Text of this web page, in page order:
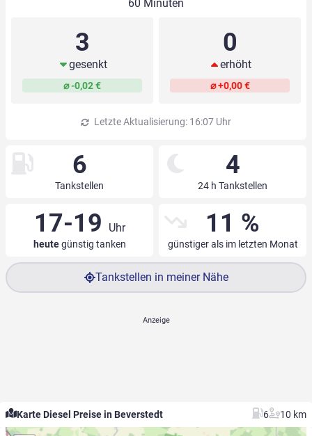
60 Minuten
3
gesenkt
⌀ -0,02 €
0
erhöht
⌀ +0,00 €
Letzte Aktualisierung: 16:07 Uhr
6
Tankstellen
4
24 h Tankstellen
17-19 Uhr
heutegünstig tanken
11 %
günstiger als im letzten Monat
Tankstellen in meiner Nähe
Karte Diesel Preise in Beverstedt 6 10 km